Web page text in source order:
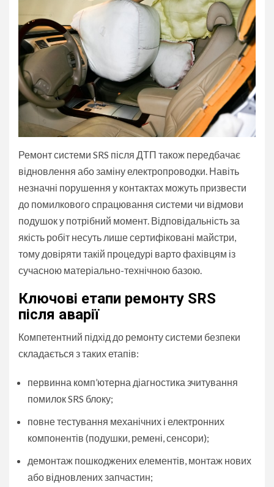
Ремонт системи SRS після ДТП також передбачає
відновлення або заміну електропроводки. Навіть
незначні порушення у контактах можуть призвести
до помилкового спрацювання системи чи відмови
подушок у потрібний момент. Відповідальність за
якість робіт несуть лише сертифіковані майстри,
тому довіряти такій процедурі варто фахівцям із
сучасною матеріально-технічною базою.
Ключові етапи ремонту SRS
після аварії
Компетентний підхід до ремонту системи безпеки
складається з таких етапів:
первинна комп’ютерна діагностика зчитування
помилок SRS блоку;
повне тестування механічних і електронних
компонентів (подушки, ремені, сенсори);
демонтаж пошкоджених елементів, монтаж нових
або відновлених запчастин;